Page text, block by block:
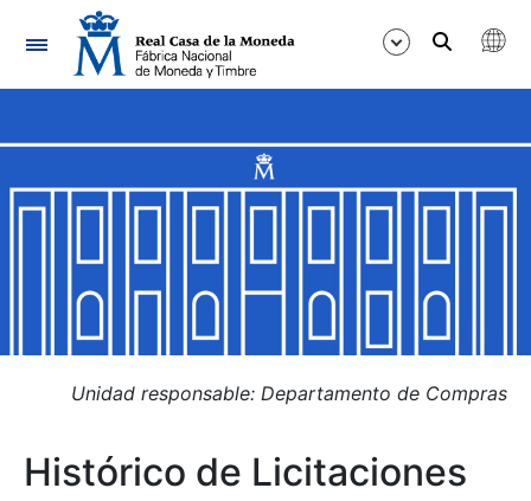
Navegación
Mostrar/Ocultar
Mostrar/Ocultar
Mostrar/Ocultar
Mostrar/Ocultar
Unidad responsable: Departamento de Compras
Histórico de Licitaciones